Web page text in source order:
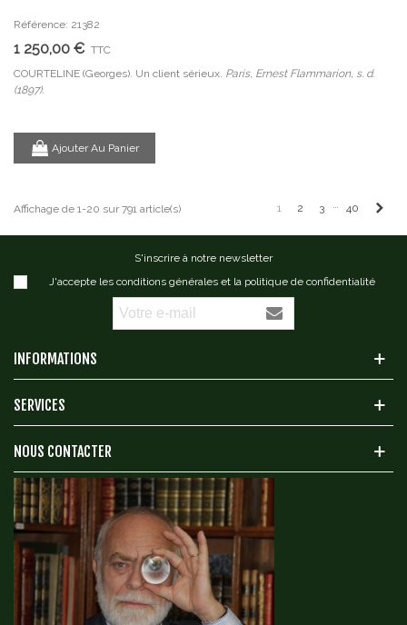
Référence: 21382
1 250,00 € TTC
COURTELINE (Georges). Un client sérieux. Paris, Ernest Flammarion, s. d.
(1897).
Ajouter Au Panier
Affichage de 1-20 sur 791 article(s) 1 2 3 … 40
S'inscrire à notre newsletter
J'accepte les conditions générales et la politique de confidentialité
INFORMATIONS
SERVICES
NOUS CONTACTER